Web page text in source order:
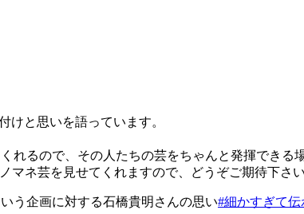
けと思いを語っています。
れるので、その人たちの芸をちゃんと発揮でき
マネ芸を見せてくれますので、どうぞご期待下さい
う企画に対する石橋貴明さんの思い#細かすぎて